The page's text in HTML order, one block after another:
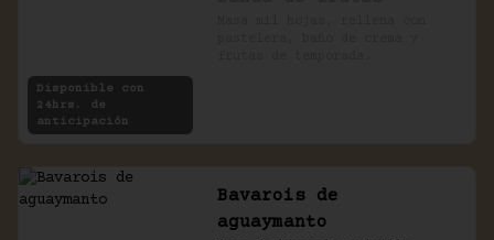
Disponible con
24hrs. de
anticipación
Bavarois de
aguaymanto